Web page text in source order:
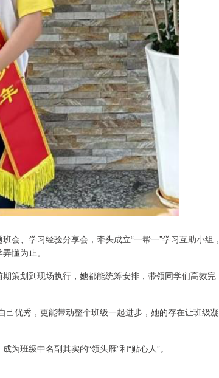
会、学习经验分享会，牵头成立“一帮一”学习互助小组，
懂为止。
策划到现场执行，她都能统筹安排，带领同学们高效完
优秀，更能带动整个班级一起进步，她的存在让班级凝
班级中名副其实的“领头雁”和“贴心人”。